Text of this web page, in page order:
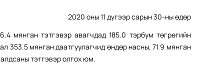
2020 оны 11 дүгээр сарын 30-ны өдөр
мянган тэтгэвэр авагчдад 185.0 тэрбум төгрөгийн
353.5 мянган даатгуулагчид өндөр насны, 71.9 мянган
тэтгэвэр олгох юм.